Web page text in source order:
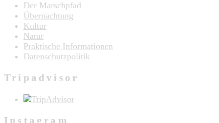
Der Marschpfad
Übernachtung
Kultur
Natur
Praktische Informationen
Datenschutzpolitik
Tripadvisor
Instagram